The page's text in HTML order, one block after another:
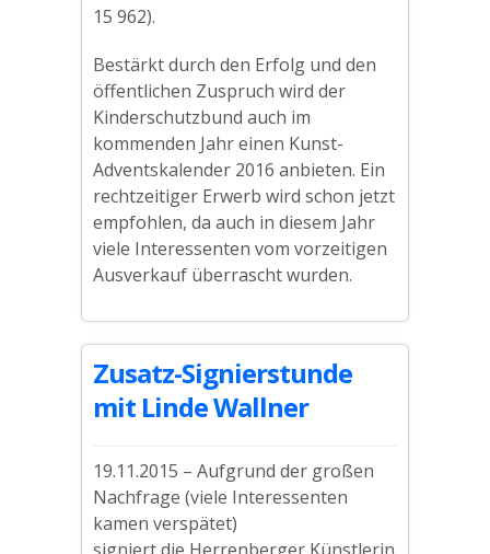
15 962).
Bestärkt durch den Erfolg und den
öffentlichen Zuspruch wird der
Kinderschutzbund auch im
kommenden Jahr einen Kunst-
Adventskalender 2016 anbieten. Ein
rechtzeitiger Erwerb wird schon jetzt
empfohlen, da auch in diesem Jahr
viele Interessenten vom vorzeitigen
Ausverkauf überrascht wurden.
Zusatz-Signierstunde
mit Linde Wallner
19.11.2015 – Aufgrund der großen
Nachfrage (viele Interessenten
kamen verspätet)